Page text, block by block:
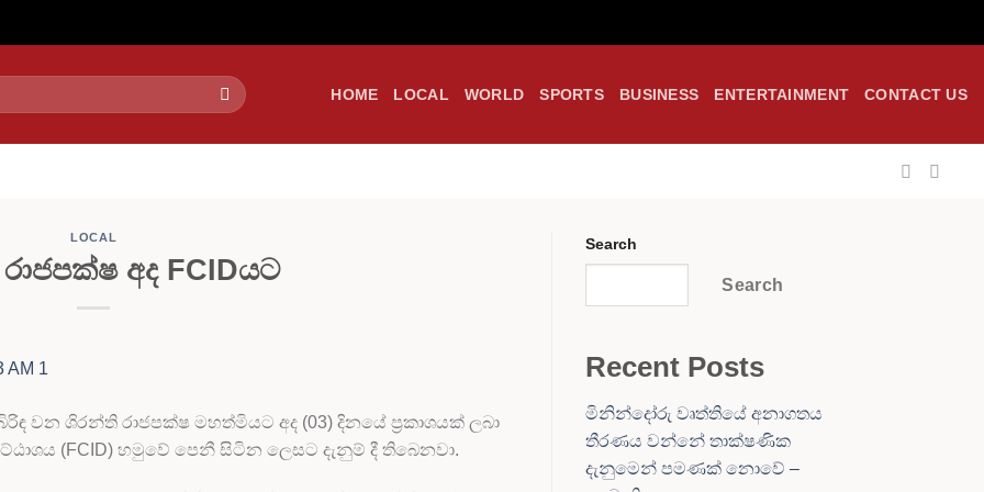
HOME LOCAL WORLD SPORTS BUSINESS ENTERTAINMENT CONTACT US
LOCAL
අද FCIDයට
වන ශිරන්ති රාජපක්ෂ මහත්මියට අද (03) දිනයේ ප්‍රකාශයක් ලබා
(FCID) හමුවේ පෙනී සිටින ලෙසට දැනුම් දී තිබෙනවා.
Search
Search
Recent Posts
මිනින්දෝරු වෘත්තියේ අනාගතය
තීරණය වන්නේ තාක්ෂණික
දැනුමෙන් පමණක් නොවේ –